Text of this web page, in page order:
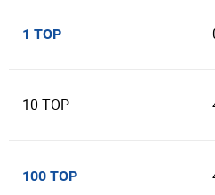
1 TOP
10 TOP
100 TOP